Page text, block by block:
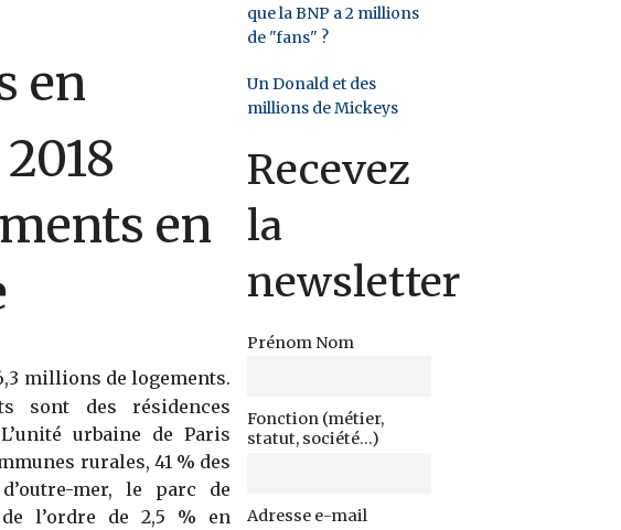
en
en
millions de logements.
sont des résidences
urbaine de Paris
rurales, 41 % des
mer, le parc de
l’ordre de 2,5 % en
que la BNP a 2 millions
de "fans" ?
Un Donald et des
millions de Mickeys
Recevez
la
newsletter
Prénom Nom
Fonction (métier,
statut, société...)
Adresse e-mail